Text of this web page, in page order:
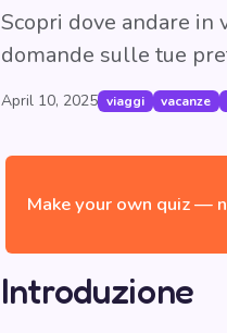
Scopri dove andare in
domande sulle tue
April 10, 2025 viaggi vacanze
Make your own quiz —
Introduzione